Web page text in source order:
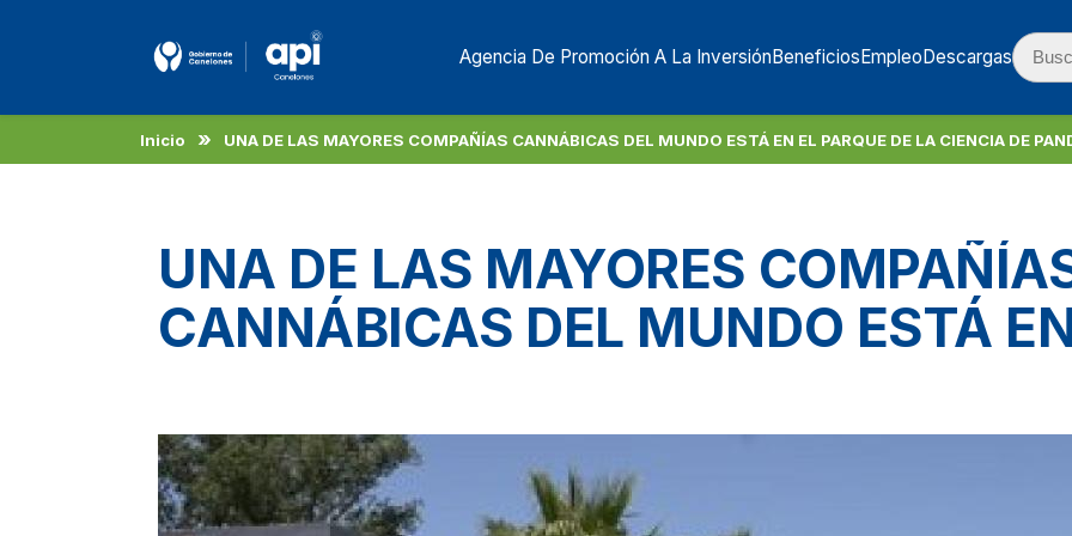
Agencia De Promoción A La InversiónBeneficiosEmpleoDescargas
Inicio UNA DE LAS MAYORES COMPAÑÍAS CANNÁBICAS DEL MUNDO ESTÁ EN EL PARQUE DE LA CIENCIA DE
UNA DE LAS MAYORES
CANNÁBICAS DEL MUNDO ESTÁ